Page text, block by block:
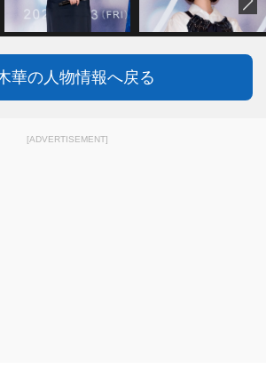
華の人物情報へ戻る
[ADVERTISEMENT]